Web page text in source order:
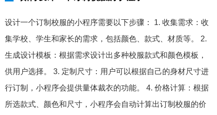
设计一个订制校服的小程序需要以下步骤： 1. 收集需求：收
集学校、学生和家长的需求，包括颜色、款式、材质等。 2.
生成设计模板：根据需求设计出多种校服款式和颜色模板，
供用户选择。 3. 定制尺寸：用户可以根据自己的身材尺寸进
行订制，小程序会提供量体裁衣的功能。 4. 价格计算：根据
所选款式、颜色和尺寸，小程序会自动计算出订制校服的价